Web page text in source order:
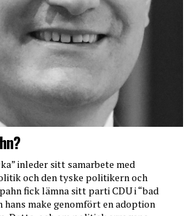
inleder sitt samarbete med
och den tyske politikern och
fick lämna sitt parti CDU i “bad
hans make genomfört en adoption